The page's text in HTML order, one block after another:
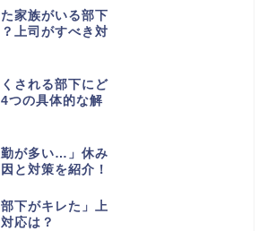
家族がいる部下
上司がすべき対
される部下にど
つの具体的な解
勤が多い…」休み
と対策を紹介！
部下がキレた」上
応は？